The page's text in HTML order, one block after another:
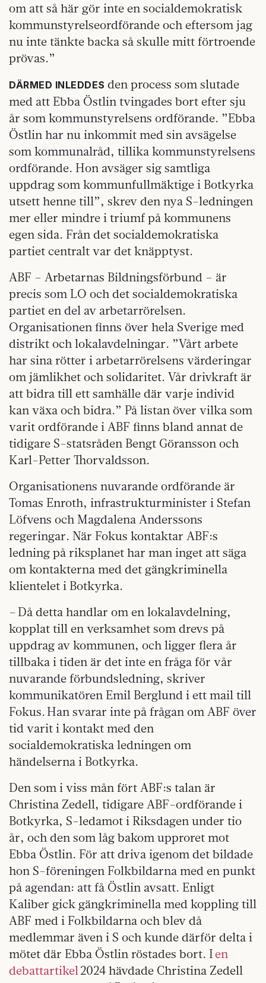
om att så här gör inte en socialdemokratisk
kommunstyrelseordförande och eftersom jag
nu inte tänkte backa så skulle mitt förtroende
prövas.”
DÄRMED INLEDDES den process som slutade
med att Ebba Östlin tvingades bort efter sju
år som kommunstyrelsens ordförande. ”Ebba
Östlin har nu inkommit med sin avsägelse
som kommunalråd, tillika kommunstyrelsens
ordförande. Hon avsäger sig samtliga
uppdrag som kommunfullmäktige i Botkyrka
utsett henne till”, skrev den nya S-ledningen
mer eller mindre i triumf på kommunens
egen sida. Från det socialdemokratiska
partiet centralt var det knäpptyst.
ABF – Arbetarnas Bildningsförbund – är
precis som LO och det socialdemokratiska
partiet en del av arbetarrörelsen.
Organisationen finns över hela Sverige med
distrikt och lokalavdelningar. ”Vårt arbete
har sina rötter i arbetarrörelsens värderingar
om jämlikhet och solidaritet. Vår drivkraft är
att bidra till ett samhälle där varje individ
kan växa och bidra.” På listan över vilka som
varit ordförande i ABF finns bland annat de
tidigare S-statsråden Bengt Göransson och
Karl-Petter Thorvaldsson.
Organisationens nuvarande ordförande är
Tomas Enroth, infrastrukturminister i Stefan
Löfvens och Magdalena Anderssons
regeringar. När Fokus kontaktar ABF:s
ledning på riksplanet har man inget att säga
om kontakterna med det gängkriminella
klientelet i Botkyrka.
– Då detta handlar om en lokalavdelning,
kopplat till en verksamhet som drevs på
uppdrag av kommunen, och ligger flera år
tillbaka i tiden är det inte en fråga för vår
nuvarande förbundsledning, skriver
kommunikatören Emil Berglund i ett mail till
Fokus. Han svarar inte på frågan om ABF över
tid varit i kontakt med den
socialdemokratiska ledningen om
händelserna i Botkyrka.
Den som i viss mån fört ABF:s talan är
Christina Zedell, tidigare ABF-ordförande i
Botkyrka, S-ledamot i Riksdagen under tio
år, och den som låg bakom upproret mot
Ebba Östlin. För att driva igenom det bildade
hon S-föreningen Folkbildarna med en punkt
på agendan: att få Östlin avsatt. Enligt
Kaliber gick gängkriminella med koppling till
ABF med i Folkbildarna och blev då
medlemmar även i S och kunde därför delta i
mötet där Ebba Östlin röstades bort. Ien
debattartikel2024 hävdade Christina Zedell